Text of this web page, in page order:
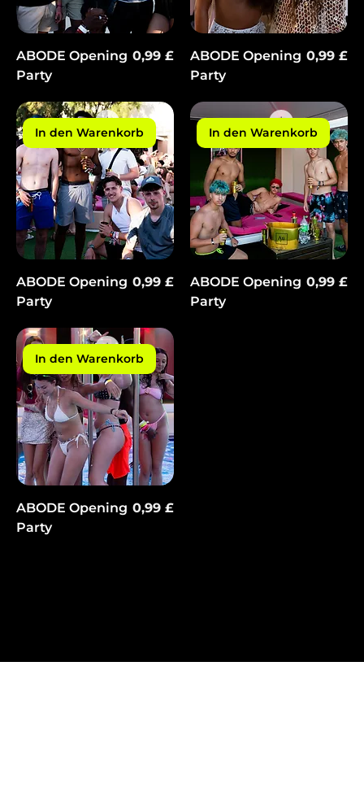
ABODE Opening
Party
Preis
0,99 £
ABODE Opening
Party
Preis
0,99 £
In den Warenkorb
ABODE Opening
Party
Preis
0,99 £
In den Warenkorb
ABODE Opening
Party
Preis
0,99 £
In den Warenkorb
ABODE Opening
Party
Preis
0,99 £